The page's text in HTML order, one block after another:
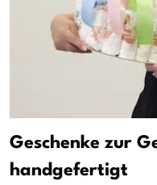
Geschenke zur
handgefertigt